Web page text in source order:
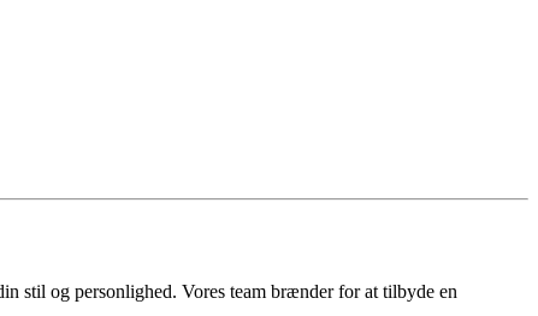
stil og personlighed. Vores team brænder for at tilbyde en